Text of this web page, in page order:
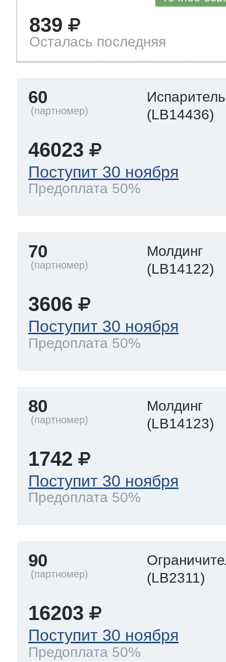
839
Осталась последняя
60
Испаритель
(LB14436)
46023
Поступит 30 ноября
Предоплата 50%
70
Молдинг
(LB14122)
3606
Поступит 30 ноября
Предоплата 50%
80
Молдинг
(LB14123)
1742
Поступит 30 ноября
Предоплата 50%
90
(LB2311)
16203
Поступит 30 ноября
Предоплата 50%